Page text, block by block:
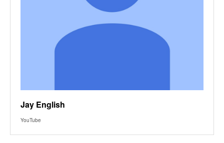
Jay English
YouTube